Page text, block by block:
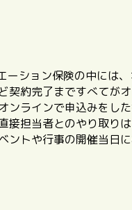
ーション保険の中には
契約完了まですべてが
ンラインで申込みをし
接担当者とのやり取り
ントや行事の開催当日